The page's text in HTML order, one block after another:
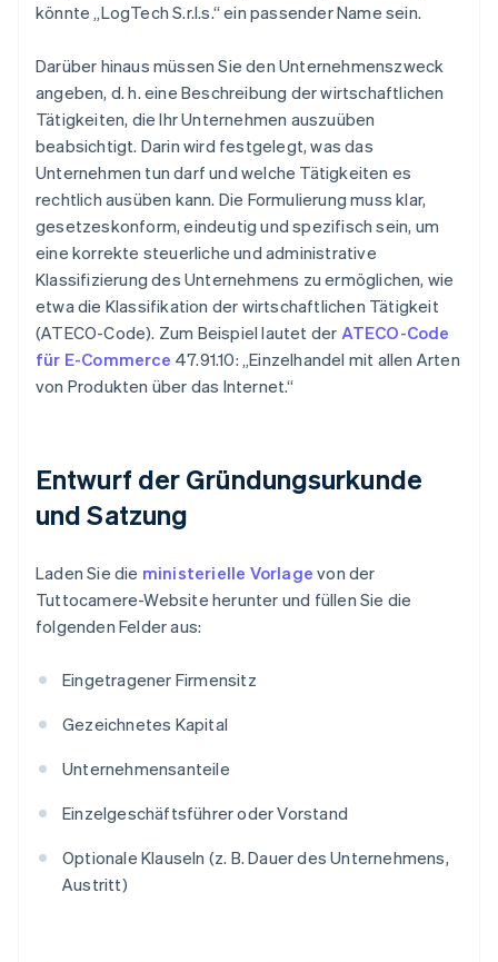
könnte „LogTech S.r.l.s.“ ein passender Name sein.
Darüber hinaus müssen Sie den Unternehmenszweck
angeben, d. h. eine Beschreibung der wirtschaftlichen
Tätigkeiten, die Ihr Unternehmen auszuüben
beabsichtigt. Darin wird festgelegt, was das
Unternehmen tun darf und welche Tätigkeiten es
rechtlich ausüben kann. Die Formulierung muss klar,
gesetzeskonform, eindeutig und spezifisch sein, um
eine korrekte steuerliche und administrative
Klassifizierung des Unternehmens zu ermöglichen, wie
etwa die Klassifikation der wirtschaftlichen Tätigkeit
(ATECO-Code). Zum Beispiel lautet der ATECO-Code
für E-Commerce 47.91.10: „Einzelhandel mit allen Arten
von Produkten über das Internet.“
Entwurf der Gründungsurkunde
und Satzung
Laden Sie die ministerielle Vorlage von der
Tuttocamere-Website herunter und füllen Sie die
folgenden Felder aus:
Eingetragener Firmensitz
Gezeichnetes Kapital
Unternehmensanteile
Einzelgeschäftsführer oder Vorstand
Optionale Klauseln (z. B. Dauer des Unternehmens,
Austritt)